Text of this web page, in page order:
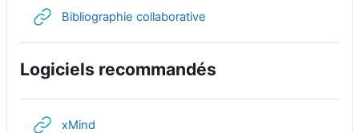
Bibliographie collaborative
Logiciels recommandés
xMind